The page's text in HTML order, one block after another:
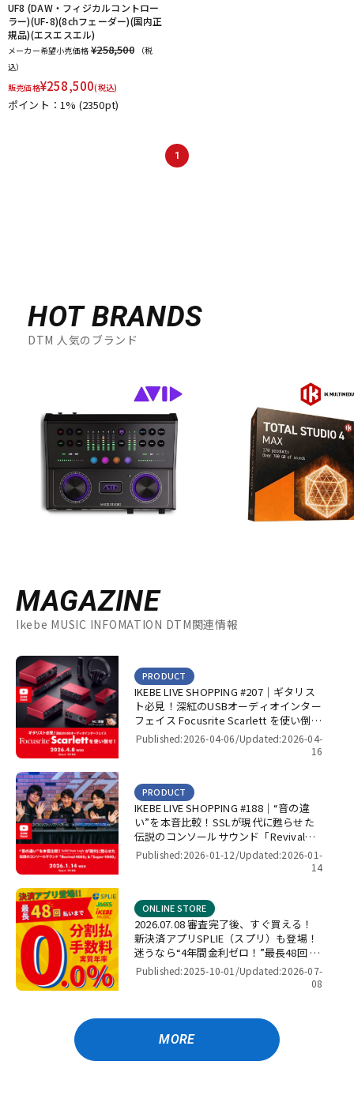
UF8 (DAW・フィジカルコントロー
ラー)(UF-8)(8chフェーダー)(国内正
規品)(エスエスエル)
メーカー希望小売価格 ¥258,500
（税
込）
販売価格¥258,500(税込)
ポイント：1% (2350pt)
1
HOT BRANDS
DTM 人気のブランド
MAGAZINE
Ikebe MUSIC INFOMATION DTM関連情報
IKEBE LIVE SHOPPING #207｜ギタリス
ト必見！深紅のUSBオーディオインター
フェイス Focusrite Scarlett を使い倒
せ！【presented by パワーレック】
PRODUCT
Published:2026-04-06/Updated:2026-04-
16
IKEBE LIVE SHOPPING #188｜“音の違
い”を本音比較！SSLが現代に甦らせた
伝説のコンソールサウンド「Revival
4000」＆「Super 9000」【presented
PRODUCT
Published:2026-01-12/Updated:2026-01-
14
2026.07.08 審査完了後、すぐ買える！
新決済アプリSPLIE（スプリ）も登場！
迷うなら“4年間金利ゼロ！”最長48回 無
金利キャンペーン
ONLINE STORE
Published:2025-10-01/Updated:2026-07-
08
MORE